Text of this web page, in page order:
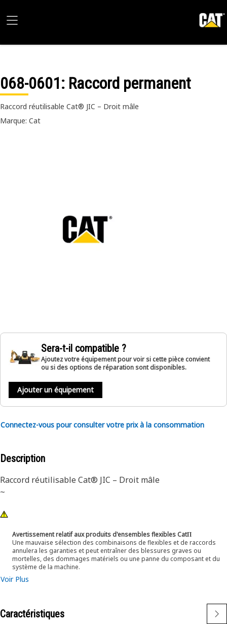
068-0601: Raccord permanent
Raccord réutilisable Cat® JIC – Droit mâle
Marque: Cat
Sera-t-il compatible ?
Ajoutez votre équipement pour voir si cette pièce convient
ou si des options de réparation sont disponibles.
Ajouter un équipement
Connectez-vous pour consulter votre prix à la consommation
Description
Raccord réutilisable Cat® JIC – Droit mâle
~
Avertissement relatif aux produits d'ensembles flexibles CatΠ
Une mauvaise sélection des combinaisons de flexibles et de raccords
annulera les garanties et peut entraîner des blessures graves ou
mortelles, des dommages matériels ou une panne du composant et du
système de la machine.
Voir Plus
Caractéristiques